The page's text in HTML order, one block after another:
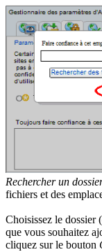
Rechercher un
fichiers et des
Choisissez le dossier
que vous souhaitez
cliquez sur le bouton